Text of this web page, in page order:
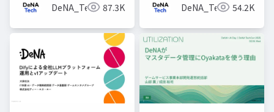
DeNA_Tech 87.3K DeNA_Tech 54.2K